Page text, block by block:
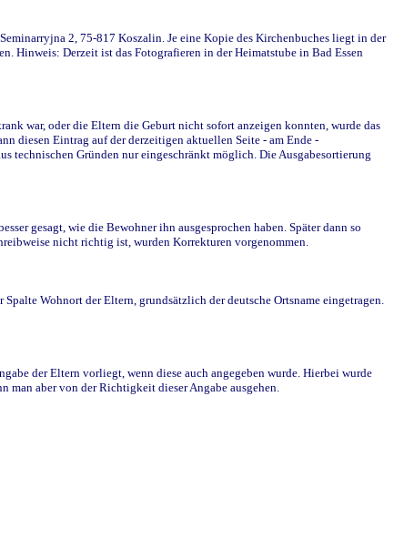
2, 75-817 Koszalin. Je eine Kopie des Kirchenbuches liegt in der
Hinweis: Derzeit ist das Fotografieren in der Heimatstube in Bad Essen
war, oder die Eltern die Geburt nicht sofort anzeigen konnten, wurde das
diesen Eintrag auf der derzeitigen aktuellen Seite - am Ende -
technischen Gründen nur eingeschränkt möglich. Die Ausgabesortierung
gesagt, wie die Bewohner ihn ausgesprochen haben. Später dann so
nicht richtig ist, wurden Korrekturen vorgenommen.
Wohnort der Eltern, grundsätzlich der deutsche Ortsname eingetragen.
der Eltern vorliegt, wenn diese auch angegeben wurde. Hierbei wurde
aber von der Richtigkeit dieser Angabe ausgehen.